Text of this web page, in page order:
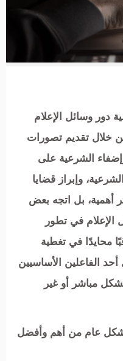
دور وسائل الإعلام
خلال تقديم تصورات
الشرعية على
وإبراز قضايا
أهمية، بل اتجه بعض
الإعلام في تطور
محايدًا في تغطية
أحد الفاعلين الأساسيين
مباشر أو غير
بشكل عام من أهم وأفضل